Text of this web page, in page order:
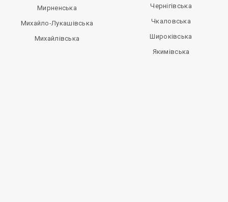
Мирненська
Михайло-Лукашівська
Михайлівська
Чернігівська
Чкаловська
Широківська
Якимівська